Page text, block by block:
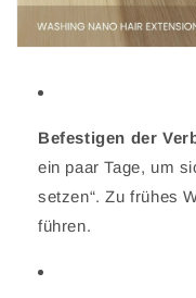
Befestigen der
ein paar Tage, um
setzen“. Zu frühes
führen.